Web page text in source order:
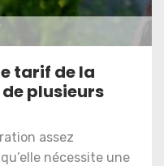
tarif de la
plusieurs
assez
nécessite une